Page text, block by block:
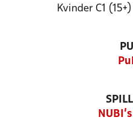
Kvinder C1